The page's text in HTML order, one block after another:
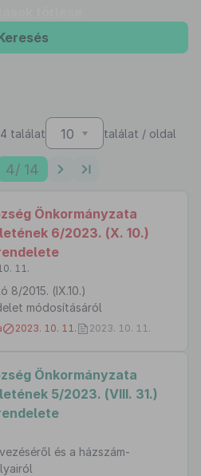
találat 10 találat / oldal
4/ 14
Önkormányzata
6/2023. (X. 10.)
11.
8/2015. (IX.10.)
módosításáról
2023. 10. 11. 2023. 10. 11.
Önkormányzata
5/2023. (VIII. 31.)
és a házszám-